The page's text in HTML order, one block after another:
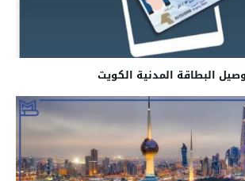
البطاقة المدنية الكويت